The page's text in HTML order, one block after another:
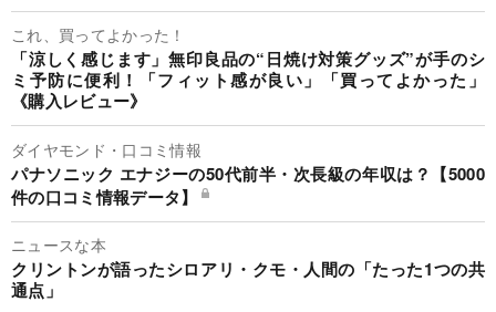
これ、買ってよかった！
「涼しく感じます」無印良品の“日焼け対策グッズ”が手のシ
ミ予防に便利！「フィット感が良い」「買ってよかった」
《購入レビュー》
ダイヤモンド・口コミ情報
パナソニック エナジーの50代前半・次長級の年収は？【5000
件の口コミ情報データ】
ニュースな本
クリントンが語ったシロアリ・クモ・人間の「たった1つの共
通点」